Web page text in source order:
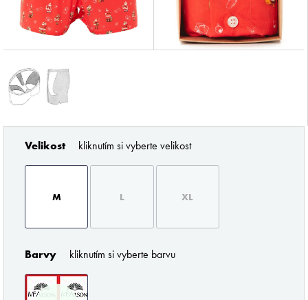
Velikost kliknutím si vyberte velikost
M L XL
Barvy kliknutím si vyberte barvu
PODLE CENY OD NEJNOVĚJŠÍCH